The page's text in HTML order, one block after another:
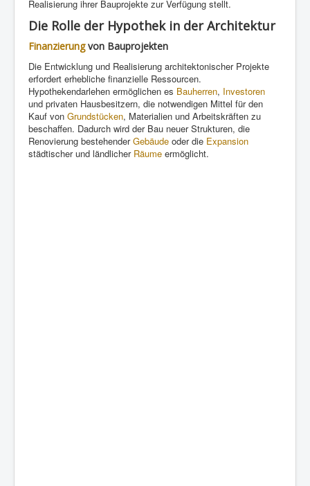
Realisierung ihrer Bauprojekte zur Verfügung stellt.
Die Rolle der Hypothek in der Architektur
Finanzierungvon Bauprojekten
Die Entwicklung und Realisierung architektonischer Projekte
erfordert erhebliche finanzielle Ressourcen.
Hypothekendarlehen ermöglichen es Bauherren, Investoren
und privaten Hausbesitzern, die notwendigen Mittel für den
Kauf von Grundstücken, Materialien und Arbeitskräften zu
beschaffen. Dadurch wird der Bau neuer Strukturen, die
Renovierung bestehenderGebäude oder die Expansion
städtischer und ländlicher Räume ermöglicht.